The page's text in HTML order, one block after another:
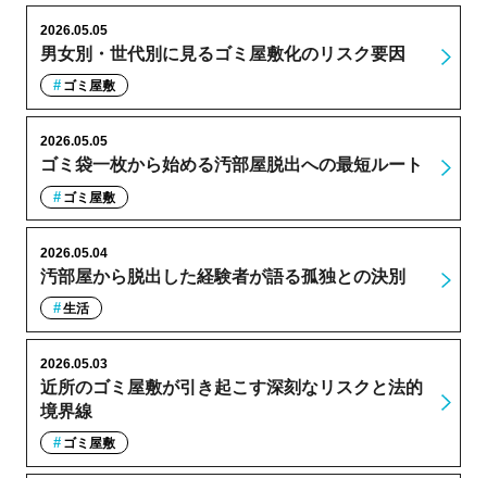
男女別・世代別に見るゴミ屋敷化のリスク要因
2026.05.05
ゴミ屋敷
ゴミ袋一枚から始める汚部屋脱出への最短ルート
2026.05.05
ゴミ屋敷
汚部屋から脱出した経験者が語る孤独との決別
2026.05.04
生活
近所のゴミ屋敷が引き起こす深刻なリスクと法的
境界線
2026.05.03
ゴミ屋敷